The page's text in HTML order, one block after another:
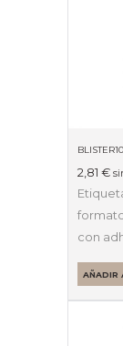
2,81 €
con
AÑADIR